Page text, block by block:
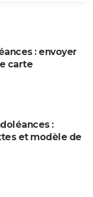
: envoyer
carte
:
et modèle de